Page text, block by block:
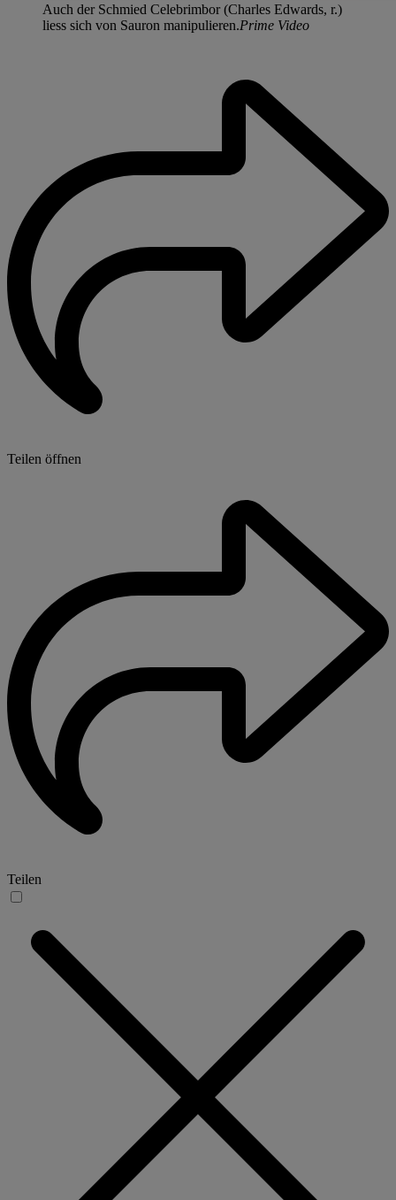
Auch der Schmied Celebrimbor (Charles Edwards, r.)
liess sich von Sauron manipulieren.Prime Video
Teilen öffnen
Teilen